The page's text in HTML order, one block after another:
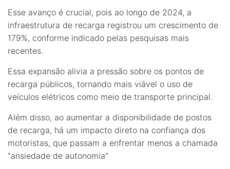
Esse avanço é crucial, pois ao longo de 2024, a
infraestrutura de recarga registrou um crescimento de
179%, conforme indicado pelas pesquisas mais
recentes.
Essa expansão alivia a pressão sobre os pontos de
recarga públicos, tornando mais viável o uso de
veículos elétricos como meio de transporte principal.
Além disso, ao aumentar a disponibilidade de postos
de recarga, há um impacto direto na confiança dos
motoristas, que passam a enfrentar menos a chamada
“ansiedade de autonomia”